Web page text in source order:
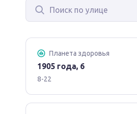
Планета здоровья
1905 года, 6
8-22